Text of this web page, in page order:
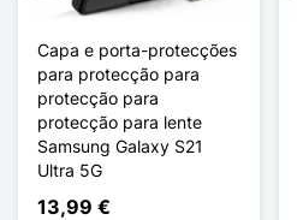
Capa e porta-protecções
para protecção para
protecção para
protecção para lente
Samsung Galaxy S21
Ultra 5G
13,99 €